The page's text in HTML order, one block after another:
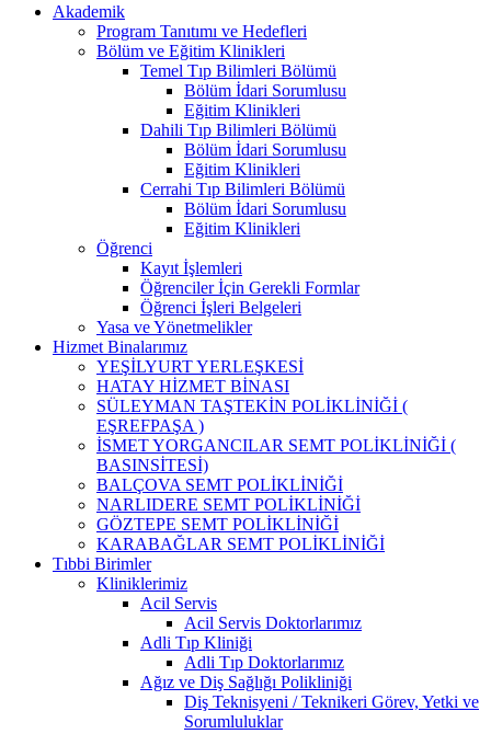
Akademik
Program Tanıtımı ve Hedefleri
Bölüm ve Eğitim Klinikleri
Temel Tıp Bilimleri Bölümü
Bölüm İdari Sorumlusu
Eğitim Klinikleri
Dahili Tıp Bilimleri Bölümü
Bölüm İdari Sorumlusu
Eğitim Klinikleri
Cerrahi Tıp Bilimleri Bölümü
Bölüm İdari Sorumlusu
Eğitim Klinikleri
Öğrenci
Kayıt İşlemleri
Öğrenciler İçin Gerekli Formlar
Öğrenci İşleri Belgeleri
Yasa ve Yönetmelikler
Hizmet Binalarımız
YEŞİLYURT YERLEŞKESİ
HATAY HİZMET BİNASI
SÜLEYMAN TAŞTEKİN POLİKLİNİĞİ (
EŞREFPAŞA )
İSMET YORGANCILAR SEMT POLİKLİNİĞİ (
BASINSİTESİ)
BALÇOVA SEMT POLİKLİNİĞİ
NARLIDERE SEMT POLİKLİNİĞİ
GÖZTEPE SEMT POLİKLİNİĞİ
KARABAĞLAR SEMT POLİKLİNİĞİ
Tıbbi Birimler
Kliniklerimiz
Acil Servis
Acil Servis Doktorlarımız
Adli Tıp Kliniği
Adli Tıp Doktorlarımız
Ağız ve Diş Sağlığı Polikliniği
Diş Teknisyeni / Teknikeri Görev, Yetki ve
Sorumluluklar